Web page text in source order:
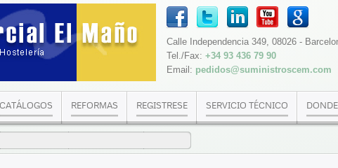
Calle Independencia 349, 08026 -
Tel./Fax: +34 93 436 79 90
Email: pedidos@suministroscem.com
CATÁLOGOS REFORMAS REGISTRESE SERVICIO TÉCNICO